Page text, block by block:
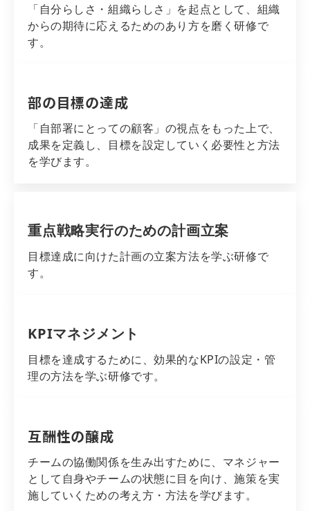
「自分らしさ・組織らしさ」を起点として、組織
からの期待に応えるためのあり方を磨く研修で
す。
部の目標の達成
「自部署にとっての顧客」の視点をもった上で、
成果を定義し、目標を設定していく必要性と方法
を学びます。
重点戦略実行のための計画立案
目標達成に向けた計画の立案方法を学ぶ研修で
す。
KPIマネジメント
目標を達成するために、効果的なKPIの設定・管
理の方法を学ぶ研修です。
互酬性の醸成
チームの協働関係を生み出すために、マネジャー
として自身やチームの状態に目を向け、施策を実
施していくための考え方・方法を学びます。